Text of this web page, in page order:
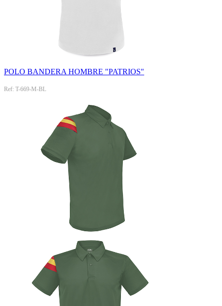
POLO BANDERA HOMBRE "PATRIOS"
Ref: T-669-M-BL